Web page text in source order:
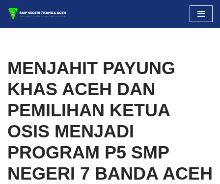
Skip
MENJAHIT PAYUNG
KHAS ACEH DAN
PEMILIHAN KETUA
OSIS MENJADI
PROGRAM P5 SMP
NEGERI 7 BANDA ACEH